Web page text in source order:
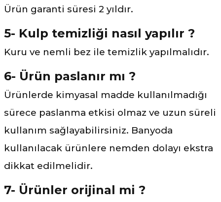
Ürün garanti süresi 2 yıldır.
5- Kulp temizliği nasıl yapılır ?
Kuru ve nemli bez ile temizlik yapılmalıdır.
6- Ürün paslanır mı ?
Ürünlerde kimyasal madde kullanılmadığı
sürece paslanma etkisi olmaz ve uzun süreli
kullanım sağlayabilirsiniz. Banyoda
kullanılacak ürünlere nemden dolayı ekstra
dikkat edilmelidir.
7- Ürünler orijinal mi ?